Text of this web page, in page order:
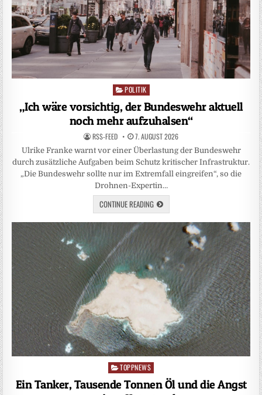
Posted
in
POLITIK
„Ich wäre vorsichtig, der Bundeswehr aktuell
noch mehr aufzuhalsen“
RSS-FEED 7. AUGUST 2026
Ulrike Franke warnt vor einer Überlastung der Bundeswehr
durch zusätzliche Aufgaben beim Schutz kritischer Infrastruktur.
„Die Bundeswehr sollte nur im Extremfall eingreifen“, so die
Drohnen-Expertin…
CONTINUE READING
Posted
in
TOPPNEWS
Ein Tanker, Tausende Tonnen Öl und die Angst